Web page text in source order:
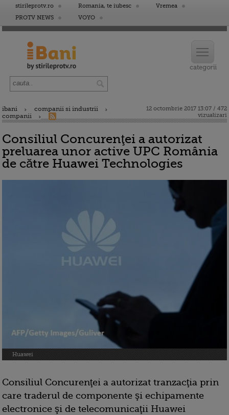
stirileprotv.ro Romania, te iubesc
Vremea
PROTV NEWS
VOYO
ibani
companii si industrii
companii
12 octombrie 2017 13:07 / 472
vizualizari
Consiliul Concurenţei a autorizat
preluarea unor active UPC România
de către Huawei Technologies
Huawei
Consiliul Concurenţei a autorizat tranzacţia prin
care traderul de componente şi echipamente
electronice şi de telecomunicaţii Huawei